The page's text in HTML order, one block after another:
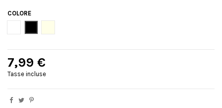
COLORE
7,99 €
Tasse incluse